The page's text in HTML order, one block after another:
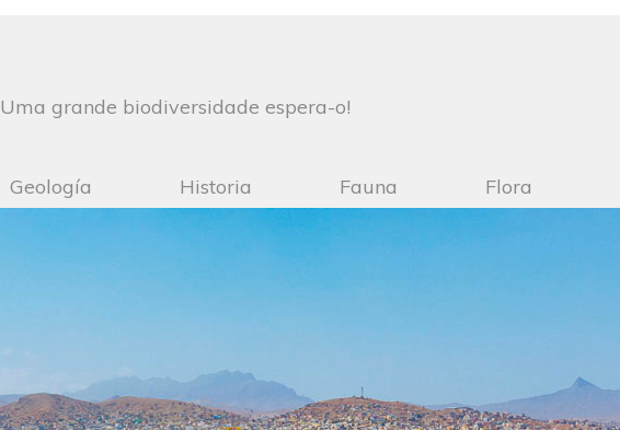
Uma grande biodiversidade espera-o!
Geología Historia Fauna Flora